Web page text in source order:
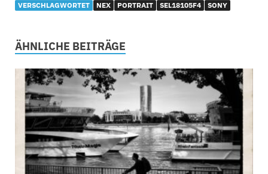
VERSCHLAGWORTET NEX PORTRAIT SEL18105F4 SONY
ÄHNLICHE BEITRÄGE